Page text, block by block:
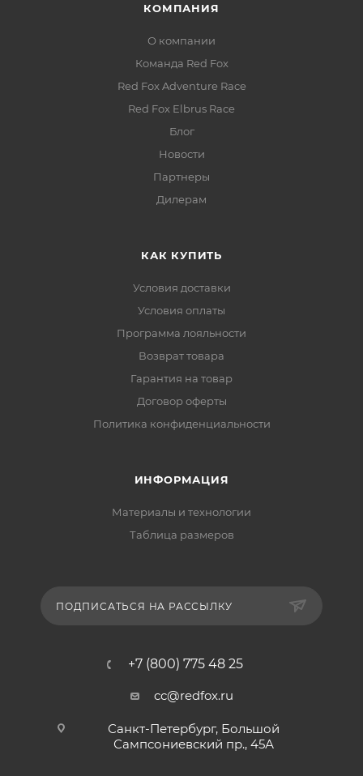
КОМПАНИЯ
О компании
Команда Red Fox
Red Fox Adventure Race
Red Fox Elbrus Race
Блог
Новости
Партнеры
Дилерам
КАК КУПИТЬ
Условия доставки
Условия оплаты
Программа лояльности
Возврат товара
Гарантия на товар
Договор оферты
Политика конфиденциальности
ИНФОРМАЦИЯ
Материалы и технологии
Таблица размеров
ПОДПИСАТЬСЯ НА РАССЫЛКУ
+7 (800) 775 48 25
cc@redfox.ru
Санкт-Петербург, Большой
Сампсониевский пр., 45А